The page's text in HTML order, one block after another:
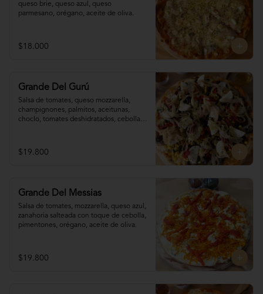
queso brie, queso azul, queso
parmesano, orégano, aceite de oliva.
$18.000
Grande Del Gurú
Salsa de tomates, queso mozzarella,
champignones, palmitos, aceitunas,
choclo, tomates deshidratados, cebolla
$19.800
Grande Del Messias
Salsa de tomates, mozzarella, queso azul,
zanahoria salteada con toque de cebolla,
pimentones, orégano, aceite de oliva.
$19.800